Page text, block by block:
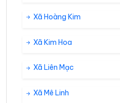
Xã Hoàng Kim
Xã Kim Hoa
Xã Liên Mạc
Xã Mê Linh